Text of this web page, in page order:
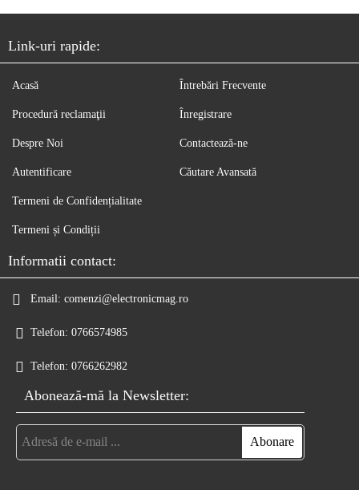
Link-uri rapide:
Acasă
Procedură reclamaţii
Despre Noi
Autentificare
Întrebări Frecvente
Înregistrare
Contactează-ne
Căutare Avansată
Termeni de Confidențialitate
Termeni și Condiții
Informatii contact:
Email: comenzi@electronicmag.ro
Telefon: 0766574985
Telefon: 0766262982
Abonează-mă la Newsletter: